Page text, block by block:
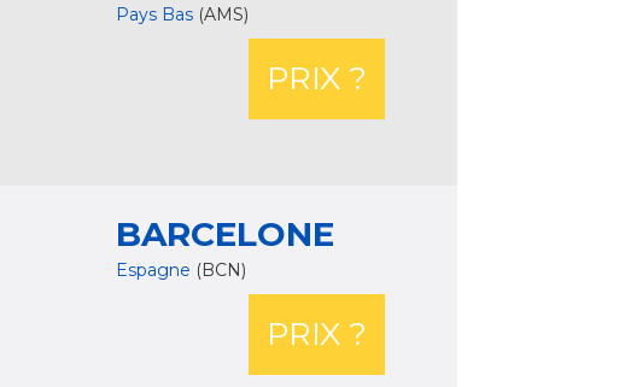
Pays Bas (AMS)
PRIX ?
BARCELONE
Espagne (BCN)
PRIX ?